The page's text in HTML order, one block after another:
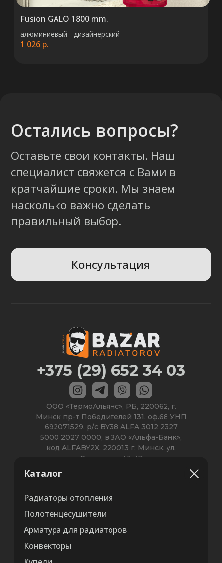
Fusion GALO 1800 mm.
алюминиевый - дизайнерский
1 026 р.
Каталог
Радиаторы отопления
Полотенцесушители
Арматура для радиаторов
Конвекторы